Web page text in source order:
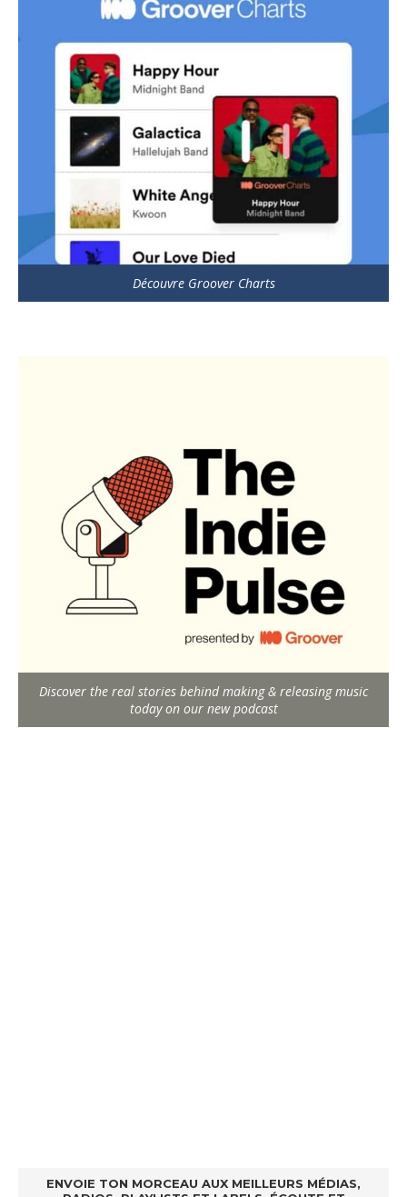
Découvre Groover Charts
Discover the real stories behind making & releasing music
today on our new podcast
ENVOIE TON MORCEAU AUX MEILLEURS MÉDIAS,